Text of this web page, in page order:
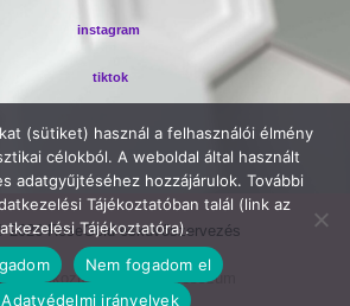
instagram
tiktok
2026 RoseGold esküvőszervezés
tájékoztató Impresszum
(sütiket) használ a felhasználói élmény
célokból. A weboldal által használt
adatgyűjtéséhez hozzájárulok. További
Tájékoztatóban talál (link az
Tájékoztatóra).
Nem fogadom el
Adatvédelmi irányelvek